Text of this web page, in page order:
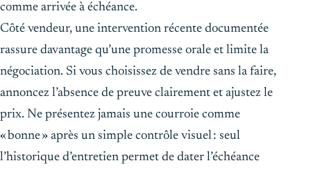
comme arrivée à échéance.
Côté vendeur, une intervention récente documentée
rassure davantage qu’une promesse orale et limite la
négociation. Si vous choisissez de vendre sans la faire,
annoncez l’absence de preuve clairement et ajustez le
prix. Ne présentez jamais une courroie comme
« bonne » après un simple contrôle visuel : seul
l’historique d’entretien permet de dater l’échéance